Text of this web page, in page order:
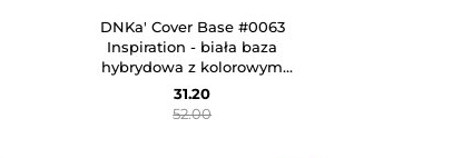
DNKa' Cover Base #0063
Inspiration - biała baza
hybrydowa z kolorowym
brokatem, 12 ml
31.20
52.00